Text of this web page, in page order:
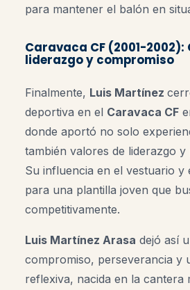
para mantener el balón en
Caravaca CF (2001-2002):
liderazgo y compromiso
Finalmente, Luis Martínez
deportiva en el Caravaca CF
donde aportó no solo
también valores de liderazgo
Su influencia en el vestuario y
para una plantilla joven que
competitivamente.
Luis Martínez Arasa dejó así
compromiso, perseverancia y
reflexiva, nacida en la cantera